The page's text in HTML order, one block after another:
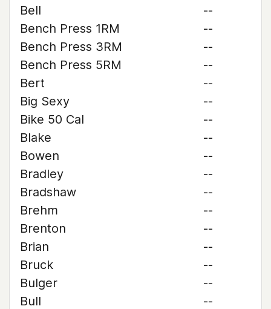
Bell
--
Bench Press 1RM
--
Bench Press 3RM
--
Bench Press 5RM
--
Bert
--
Big Sexy
--
Bike 50 Cal
--
Blake
--
Bowen
--
Bradley
--
Bradshaw
--
Brehm
--
Brenton
--
Brian
--
Bruck
--
Bulger
--
Bull
--